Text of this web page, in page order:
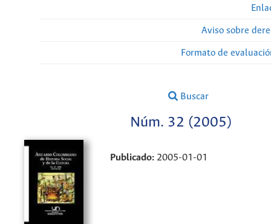
Aviso sobre
Formato de
Buscar
Núm. 32 (2005)
Publicado: 2005-01-01